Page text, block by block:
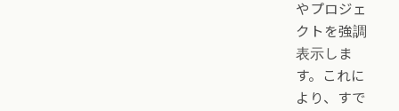
やプロジェ
クトを強調
表示しま
す。これに
より、すで